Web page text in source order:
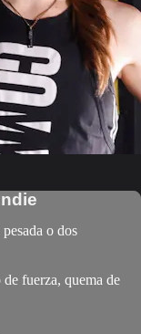
o dos
fuerza, quema de